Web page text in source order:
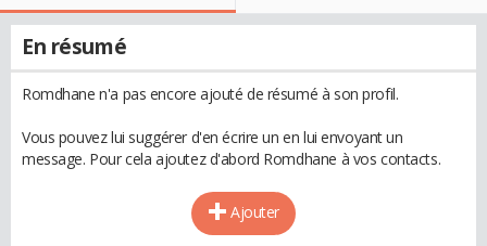
En résumé
Romdhane n'a pas encore ajouté de résumé à son profil.
Vous pouvez lui suggérer d'en écrire un en lui envoyant un
message. Pour cela ajoutez d'abord Romdhane à vos contacts.
Ajouter